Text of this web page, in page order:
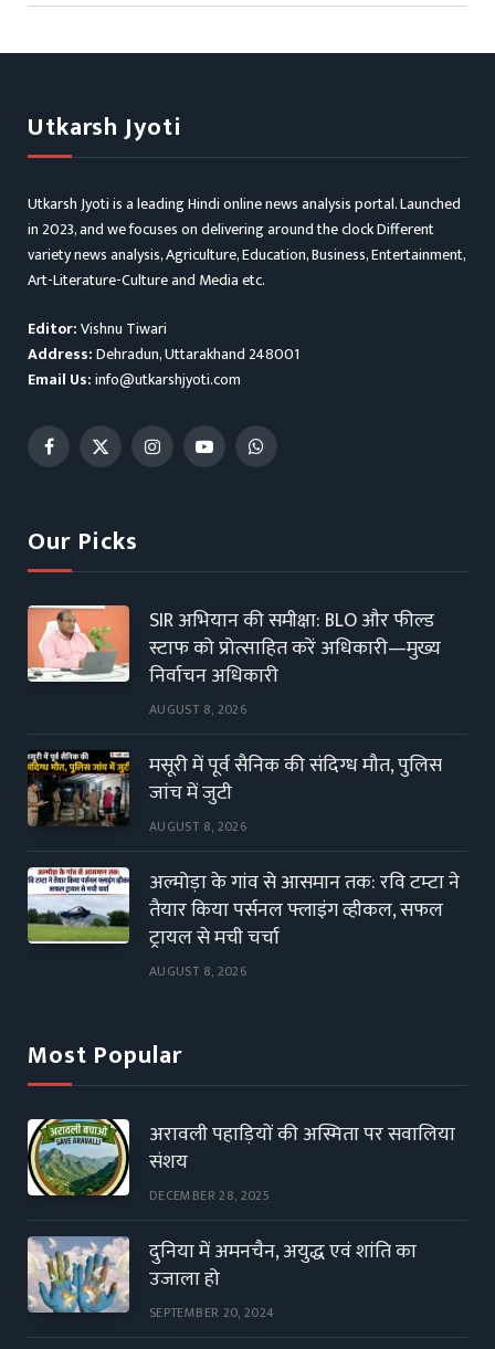
Utkarsh Jyoti
Utkarsh Jyoti is a leading Hindi online news analysis portal. Launched
in 2023, and we focuses on delivering around the clock Different
variety news analysis, Agriculture, Education, Business, Entertainment,
Art-Literature-Culture and Media etc.
Editor:Vishnu Tiwari
Address:Dehradun, Uttarakhand 248001
Email Us:info@utkarshjyoti.com
Facebook
X
InstagramYouTubeWhatsApp
Our Picks
SIR अभियान की समीक्षा: BLO और फील्ड
स्टाफ को प्रोत्साहित करें अधिकारी—मुख्य
निर्वाचन अधिकारी
AUGUST 8, 2026
मसूरी में पूर्व सैनिक की संदिग्ध मौत, पुलिस
जांच में जुटी
AUGUST 8, 2026
अल्मोड़ा के गांव से आसमान तक: रवि टम्टा ने
तैयार किया पर्सनल फ्लाइंग व्हीकल, सफल
ट्रायल से मची चर्चा
AUGUST 8, 2026
Most Popular
अरावली पहाड़ियों की अस्मिता पर सवालिया
संशय
DECEMBER 28, 2025
दुनिया में अमनचैन, अयुद्ध एवं शांति का
उजाला हो
SEPTEMBER 20, 2024